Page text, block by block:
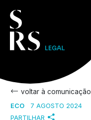
voltar à comunicação
ECO
7 AGOSTO 2024
PARTILHAR